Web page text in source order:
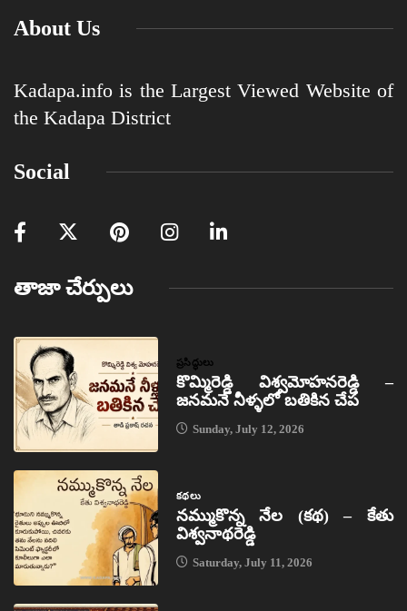
About Us
Kadapa.info is the Largest Viewed Website of
the Kadapa District
Social
తాజా చేర్పులు
ప్రసిద్ధులు
కొమ్మిరెడ్డి విశ్వమోహనరెడ్డి –
జనమనే నీళ్ళలో బతికిన చేప
Sunday, July 12, 2026
కథలు
నమ్ముకొన్న నేల (కథ) – కేతు
విశ్వనాథరెడ్డి
Saturday, July 11, 2026